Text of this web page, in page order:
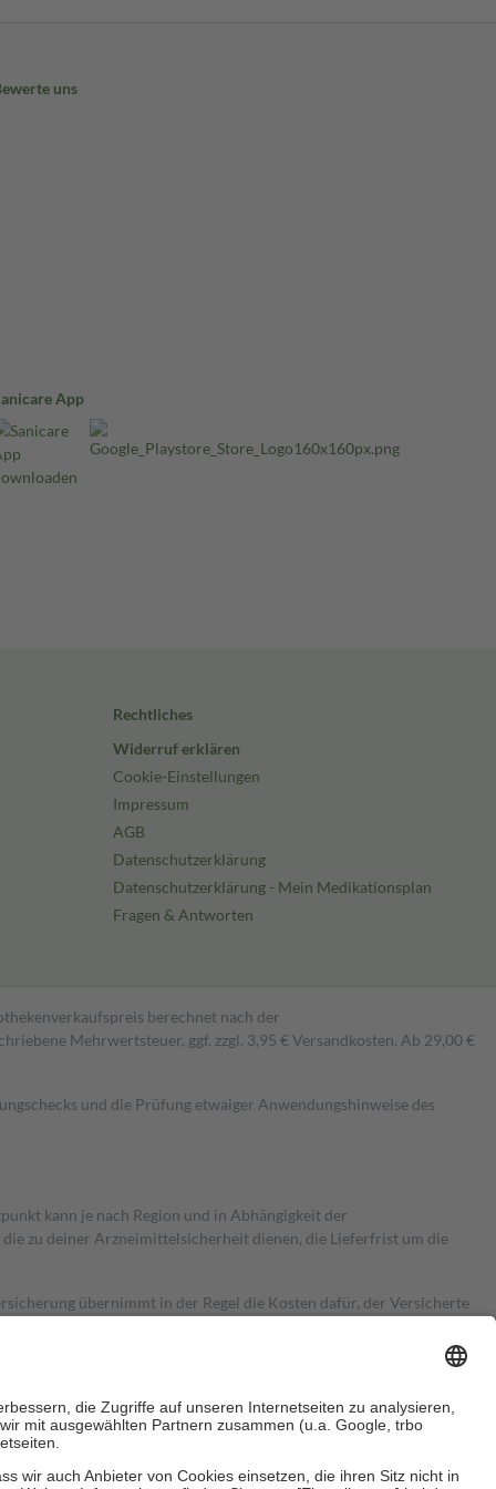
uns
App
Rechtliches
Widerruf erklären
Cookie-Einstellungen
Impressum
AGB
Datenschutzerklärung
Datenschutzerklärung - Mein Medikationsplan
Fragen & Antworten
berechnet nach der
Mehrwertsteuer, ggf. zzgl. 3,95 € Versandkosten. Ab 29,00 €
und die Prüfung etwaiger Anwendungshinweise des
kann je nach Region und in Abhängigkeit der
zu deiner Arzneimittelsicherheit dienen, die Lieferfrist um die
übernimmt in der Regel die Kosten dafür, der Versicherte
Es sind jedoch nie mehr als die tatsächlichen Kosten der Leistung
Zuzahlungen